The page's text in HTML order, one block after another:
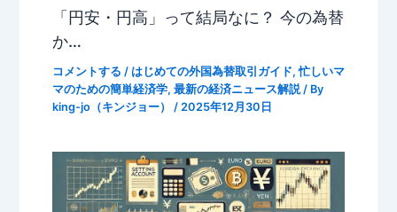
「円安・円高」って結局なに？ 今の為替
か…
コメントする / はじめての外国為替取引ガイド,忙しいマ
マのための簡単経済学, 最新の経済ニュース解説/ By
king-jo（キンジョー） / 2025年12月30日